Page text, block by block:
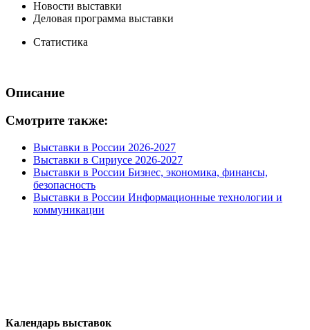
Новости выставки
Деловая программа выставки
Статистика
Описание
Смотрите также:
Выставки в России 2026-2027
Выставки в Сириусе 2026-2027
Выставки в России Бизнес, экономика, финансы,
безопасность
Выставки в России Информационные технологии и
коммуникации
Календарь выставок